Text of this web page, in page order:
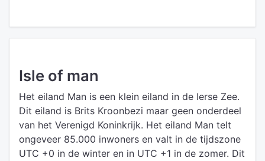
Isle of man
Het eiland Man is een klein eiland in de Ierse Zee.
Dit eiland is Brits Kroonbezi maar geen onderdeel
van het Verenigd Koninkrijk. Het eiland Man telt
ongeveer 85.000 inwoners en valt in de tijdszone
UTC +0 in de winter en in UTC +1 in de zomer. Dit